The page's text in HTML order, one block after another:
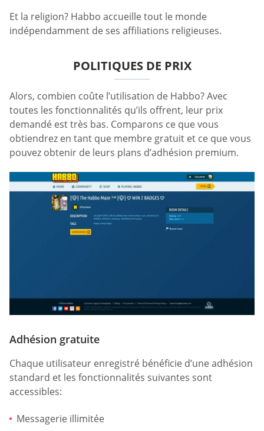
Et la religion? Habbo accueille tout le monde
indépendamment de ses affiliations religieuses.
POLITIQUES DE PRIX
Alors, combien coûte l’utilisation de Habbo? Avec
toutes les fonctionnalités qu’ils offrent, leur prix
demandé est très bas. Comparons ce que vous
obtiendrez en tant que membre gratuit et ce que vous
pouvez obtenir de leurs plans d’adhésion premium.
Adhésion gratuite
Chaque utilisateur enregistré bénéficie d’une adhésion
standard et les fonctionnalités suivantes sont
accessibles:
Messagerie illimitée